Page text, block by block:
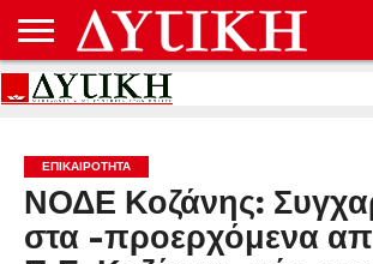
ΑΡΧΙΚΉ
ΕΠΙΚΟΙΝΩΝΊΑ
ΌΡΟΙ
ΠΡΟΣΤΑΣΊΑ
ΕΠΙΚΑΙΡΟΤΗΤΑ
ΝΟΔΕ Κοζάνης:
στα -προερχόμενα